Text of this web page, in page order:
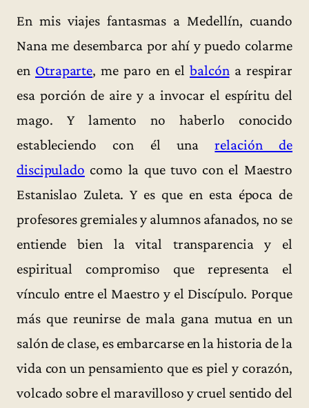
En mis viajes fantasmas a Medellín, cuando
Nana me desembarca por ahí y puedo colarme
en Otraparte, me paro en elbalcón a respirar
esa porción de aire y a invocar el espíritu del
mago. Y lamento no haberlo conocido
estableciendo con él unarelación de
discipulado como la que tuvo con el Maestro
Estanislao Zuleta. Y es que en esta época de
profesores gremiales y alumnos afanados, no se
entiende bien la vital transparencia y el
espiritual compromiso que representa el
vínculo entre el Maestro y el Discípulo. Porque
más que reunirse de mala gana mutua en un
salón de clase, es embarcarse en la historia de la
vida con un pensamiento que es piel y corazón,
volcado sobre el maravilloso y cruel sentido del